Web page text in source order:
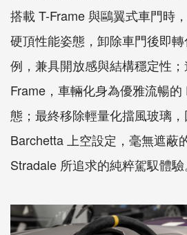
搭載 T-Frame 與鷗翼式車門時
硬頂性能姿態，卸除車門後即
例，兼具開放感與結構穩定性
Frame，車輛化身為優雅流暢
態；最終移除輕量化擋風玻璃
Barchetta 上空設定，毫無遮蔽
Stradale 所追求的純粹駕馭體驗